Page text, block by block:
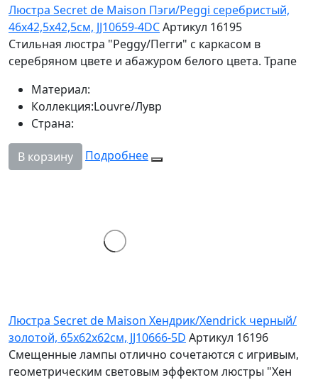
Люстра Secret de Maison Пэги/Peggi серебристый,
46х42,5х42,5см, JJ10659-4DCАртикул 16195
Стильная люстра "Peggy/Пегги" с каркасом в
серебряном цвете и абажуром белого цвета. Трапе
Материал:
Коллекция:Louvre/Лувр
Страна:
В корзину Подробнее
Люстра Secret de Maison Хендрик/Xendrick черный/
золотой, 65х62х62см, JJ10666-5D Артикул 16196
Смещенные лампы отлично сочетаются с игривым,
геометрическим световым эффектом люстры "Хен